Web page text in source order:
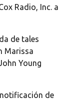
Radio, Inc. a
de tales
Marissa
Young
de